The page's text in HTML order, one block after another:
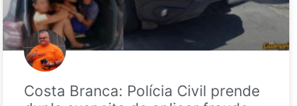
Costa Branca: Polícia Civil prende